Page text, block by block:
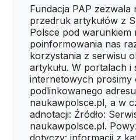
Fundacja PAP zezwala
przedruk artykułów z
Polsce pod warunkiem
poinformowania nas
korzystania z serwisu
artykułu. W portalach i
internetowych prosimy
podlinkowanego
naukawpolsce.pl, a w
adnotacji: Źródło:
naukawpolsce.pl.